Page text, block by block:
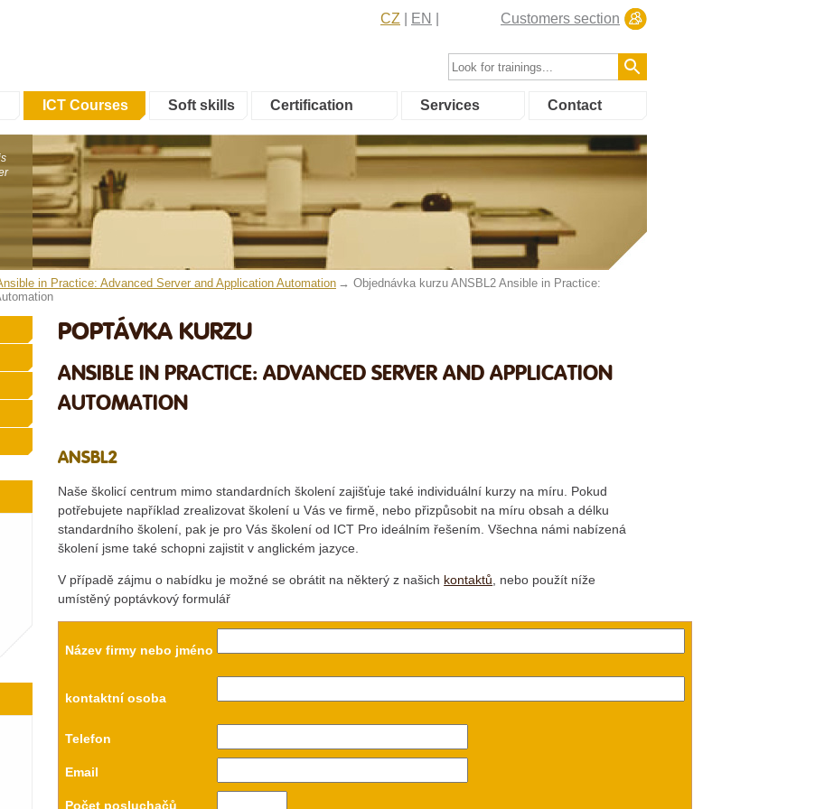
CZ EN Customers section
ICT Courses Soft skills Certification Services Contact
in Practice: Advanced Server and Application Automation
Objednávka kurzu ANSBL2 Ansible in Practice:
POPTÁVKA KURZU
ANSIBLE IN PRACTICE: ADVANCED SERVER AND APPLICATION
AUTOMATION
ANSBL2
Naše školicí centrum mimo standardních školení zajišťuje také individuální kurzy na míru. Pokud
potřebujete například zrealizovat školení u Vás ve firmě, nebo přizpůsobit na míru obsah a délku
standardního školení, pak je pro Vás školení od ICT Pro ideálním řešením. Všechna námi nabízená
školení jsme také schopni zajistit v anglickém jazyce.
V případě zájmu o nabídku je možné se obrátit na některý z našich kontaktů , nebo použít níže
umístěný poptávkový formulář
Název firmy nebo jméno
kontaktní osoba
Telefon
Email
Počet posluchačů